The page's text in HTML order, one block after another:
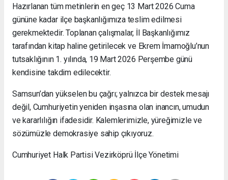
Hazırlanan tüm metinlerin en geç 13 Mart 2026 Cuma
gününe kadar ilçe başkanlığımıza teslim edilmesi
gerekmektedir. Toplanan çalışmalar, İl Başkanlığımız
tarafından kitap haline getirilecek ve Ekrem İmamoğlu’nun
tutsaklığının 1. yılında, 19 Mart 2026 Perşembe günü
kendisine takdim edilecektir.
Samsun’dan yükselen bu çağrı; yalnızca bir destek mesajı
değil, Cumhuriyetin yeniden inşasına olan inancın, umudun
ve kararlılığın ifadesidir. Kalemlerimizle, yüreğimizle ve
sözümüzle demokrasiye sahip çıkıyoruz.
Cumhuriyet Halk Partisi Vezirköprü İlçe Yönetimi